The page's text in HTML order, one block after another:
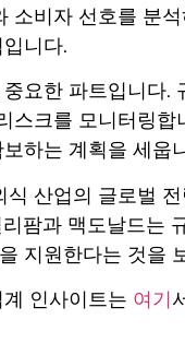
소비자 선호를 분
니다.
요한 파트입니다.
스크를 모니터링합
하는 계획을 세웁
식 산업의 글로벌
팜과 맥도날드는
지원한다는 것을
인사이트는 여기